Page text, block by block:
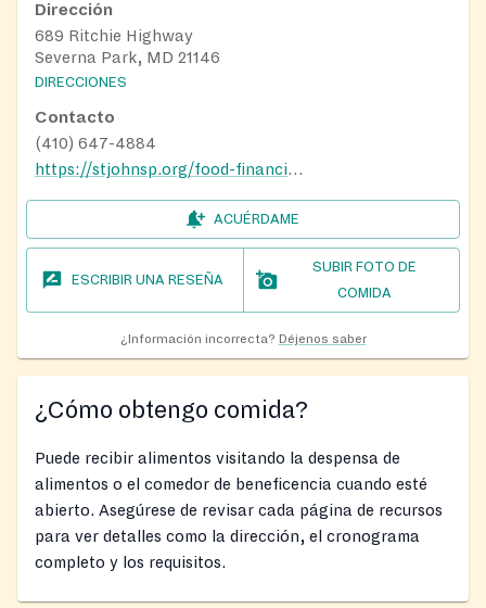
Dirección
689 Ritchie Highway
Severna Park, MD 21146
DIRECCIONES
Contacto
(410) 647-4884
https://stjohnsp.org/food-financial-help
ACUÉRDAME
ESCRIBIR UNA RESEÑA
SUBIR FOTO DE
COMIDA
¿Información incorrecta? Déjenos saber
¿Cómo obtengo comida?
Puede recibir alimentos visitando la despensa de
alimentos o el comedor de beneficencia cuando esté
abierto. Asegúrese de revisar cada página de recursos
para ver detalles como la dirección, el cronograma
completo y los requisitos.